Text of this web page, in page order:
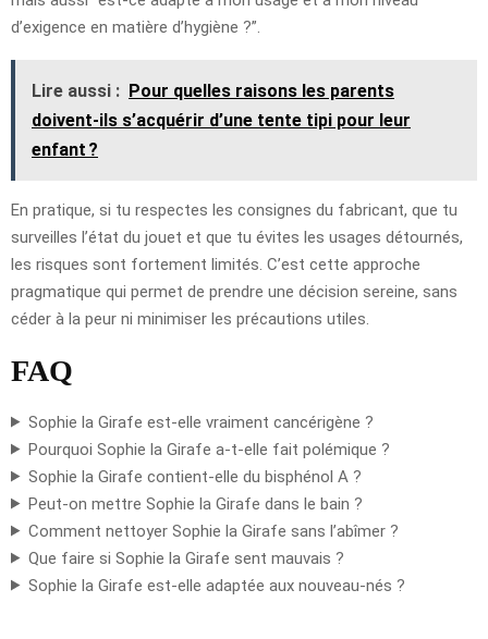
d’exigence en matière d’hygiène ?”.
Lire aussi : Pour quelles raisons les parents
doivent-ils s’acquérir d’une tente tipi pour leur
enfant ?
En pratique, si tu respectes les consignes du fabricant, que tu
surveilles l’état du jouet et que tu évites les usages détournés,
les risques sont fortement limités. C’est cette approche
pragmatique qui permet de prendre une décision sereine, sans
céder à la peur ni minimiser les précautions utiles.
FAQ
Sophie la Girafe est-elle vraiment cancérigène ?
Pourquoi Sophie la Girafe a-t-elle fait polémique ?
Sophie la Girafe contient-elle du bisphénol A ?
Peut-on mettre Sophie la Girafe dans le bain ?
Comment nettoyer Sophie la Girafe sans l’abîmer ?
Que faire si Sophie la Girafe sent mauvais ?
Sophie la Girafe est-elle adaptée aux nouveau-nés ?